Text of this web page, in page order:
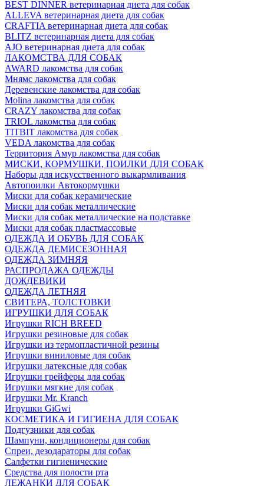
BEST DINNER ветеринарная диета для собак
ALLEVA ветеринарная диета для собак
CRAFTIA ветеринарная диета для собак
BLITZ ветеринарная диета для собак
AJO ветеринарная диета для собак
ЛАКОМСТВА ДЛЯ СОБАК
AWARD лакомства для собак
Мнямс лакомства для собак
Деревенские лакомства для собак
Molina лакомства для собак
CRAZY лакомства для собак
TRIOL лакомства для собак
TITBIT лакомства для собак
VEDA лакомства для собак
Территория Амур лакомства для собак
МИСКИ, КОРМУШКИ, ПОИЛКИ ДЛЯ СОБАК
Наборы для искусственного выкармливания
Автопоилки Автокормушки
Миски для собак керамические
Миски для собак металлические
Миски для собак металлические на подставке
Миски для собак пластмассовые
ОДЕЖДА И ОБУВЬ ДЛЯ СОБАК
ОДЕЖДА ДЕМИСЕЗОННАЯ
ОДЕЖДА ЗИМНЯЯ
РАСПРОДАЖА ОДЕЖДЫ
ДОЖДЕВИКИ
ОДЕЖДА ЛЕТНЯЯ
СВИТЕРА, ТОЛСТОВКИ
ИГРУШКИ ДЛЯ СОБАК
Игрушки RICH BREED
Игрушки резиновые для собак
Игрушки из термопластичной резины
Игрушки виниловые для собак
Игрушки латексные для собак
Игрушки грейферы для собак
Игрушки мягкие для собак
Игрушки Mr. Kranch
Игрушки GiGwi
КОСМЕТИКА И ГИГИЕНА ДЛЯ СОБАК
Подгузники для собак
Шампуни, кондиционеры для собак
Спреи, дезодараторы для собак
Салфетки гигиенические
Средства для полости рта
ЛЕЖАНКИ ДЛЯ СОБАК